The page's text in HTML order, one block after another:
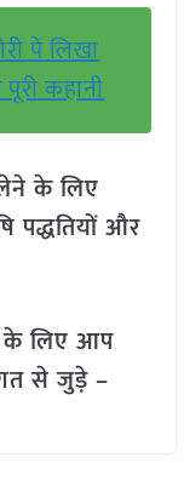
पे लिखा
कहानी
के लिए
पद्धतियों और
के लिए आप
से जुड़े –